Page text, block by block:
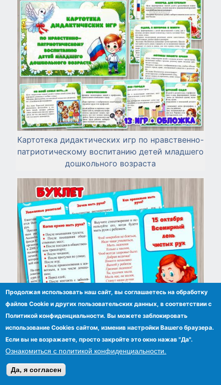
Картотека дидактических игр по нравственно-
патриотическому воспитанию детей младшего
дошкольного возраста
Буклет "День чистых рук"
Продолжая использовать наш сайт, вы соглашаетесь на обработку
файлов Сookie и других пользовательских данных, в соответствии с
Политикой конфиденциальности. Вы можете заблокировать
использование Cookies сайтом, изменив настройки Вашего браузера.
Если вы не возражаете, просто закройте это окно нажав "Да".
Ознакомиться с политикой конфиденциальности.
Да, я согласен